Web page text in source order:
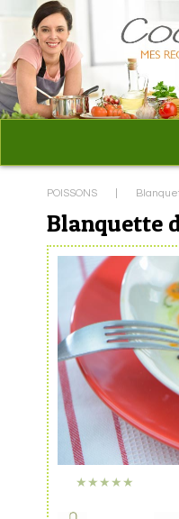
POISSONS
Blanquette
★ ★ ★ ★ ★